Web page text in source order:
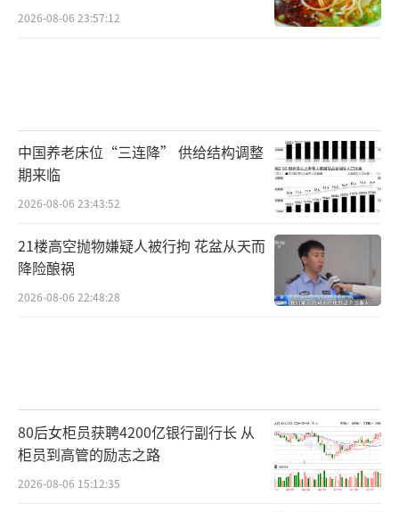
2026-08-06 23:57:12
中国养老床位“三连降” 供给结构调整
期来临
2026-08-06 23:43:52
21楼高空抛物嫌疑人被行拘 花盆从天而
降险酿祸
2026-08-06 22:48:28
80后女柜员获聘4200亿银行副行长 从
柜员到高管的励志之路
2026-08-06 15:12:35